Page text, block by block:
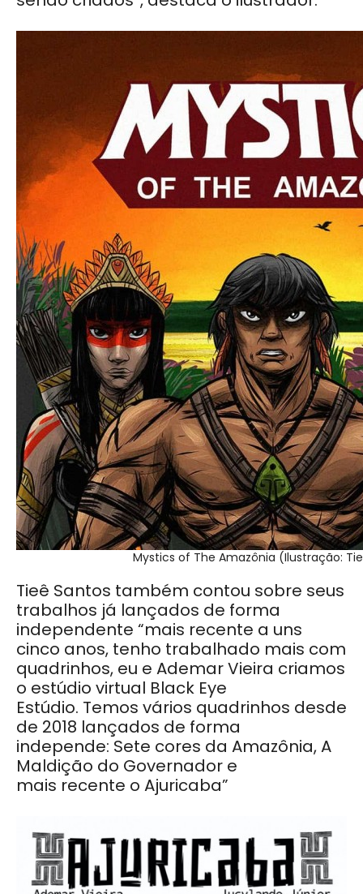
Mystics of The Amazônia (Ilustração:
Tieê Santos também contou sobre seus
trabalhos já lançados de forma
independente “mais recente a uns
cinco anos, tenho trabalhado mais com
quadrinhos, eu e Ademar Vieira criamos
o estúdio virtual Black Eye
Estúdio. Temos vários quadrinhos desde
de 2018 lançados de forma
independe: Sete cores da Amazônia, A
Maldição do Governador e
mais recente o Ajuricaba”